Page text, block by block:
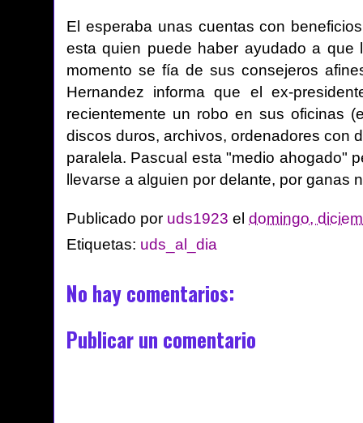
El esperaba unas cuentas con
esta quien puede haber ayudado a
momento se fía de sus consejeros
Hernandez informa que el ex-
recientemente un robo en sus oficinas
discos duros, archivos, ordenadores con
paralela. Pascual esta "medio ahogado"
llevarse a alguien por delante, por ganas
Publicado por uds1923 el domingo,
Etiquetas: uds_al_dia
No hay comentarios:
Publicar un comentario